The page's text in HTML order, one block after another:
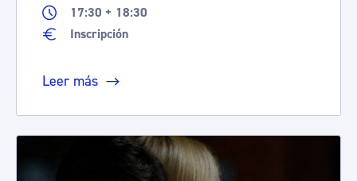
17:30 + 18:30
Inscripción
Leer más